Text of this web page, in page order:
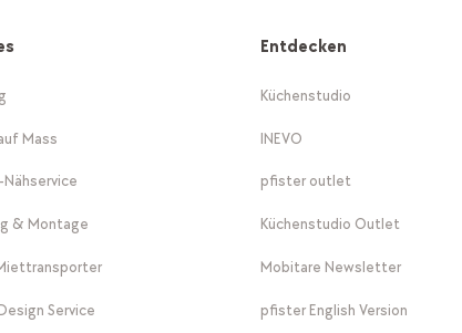
Mass
Nähservice
& Montage
Service
Entdecken
Küchenstudio
INEVO
pfister outlet
Küchenstudio Outlet
Mobitare Newsletter
pfister English Version